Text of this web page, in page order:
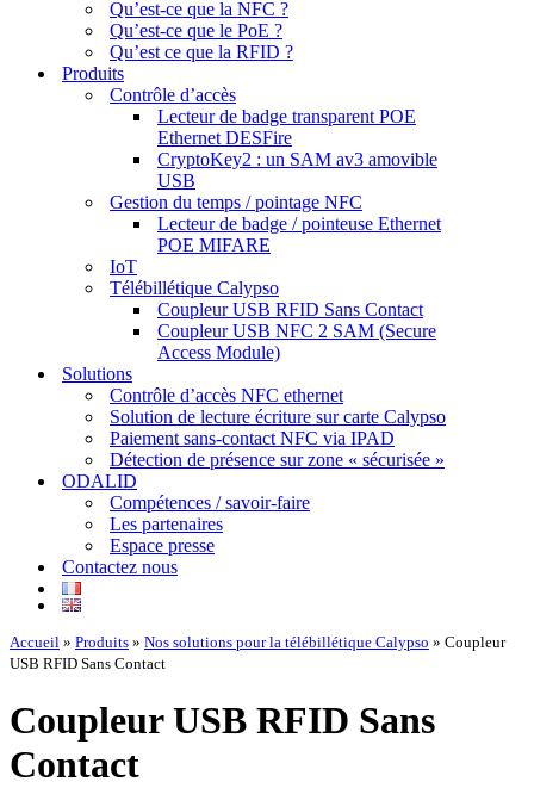
Qu’est-ce que la NFC ?
Qu’est-ce que le PoE ?
Qu’est ce que la RFID ?
Produits
Contrôle d’accès
Lecteur de badge transparent POE
Ethernet DESFire
CryptoKey2 : un SAM av3 amovible
USB
Gestion du temps / pointage NFC
Lecteur de badge / pointeuse Ethernet
POE MIFARE
IoT
Télébillétique Calypso
Coupleur USB RFID Sans Contact
Coupleur USB NFC 2 SAM (Secure
Access Module)
Solutions
Contrôle d’accès NFC ethernet
Solution de lecture écriture sur carte Calypso
Paiement sans-contact NFC via IPAD
Détection de présence sur zone « sécurisée »
ODALID
Compétences / savoir-faire
Les partenaires
Espace presse
Contactez nous
Accueil » Produits » Nos solutions pour la télébillétique Calypso » Coupleur
USB RFID Sans Contact
Coupleur USB RFID Sans
Contact